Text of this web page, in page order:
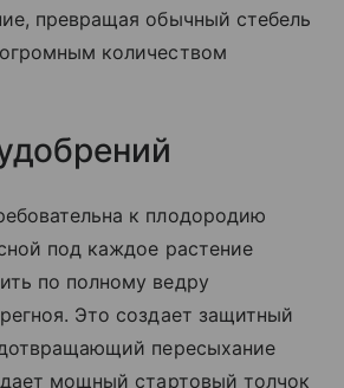
превращая обычный стебель
количеством
к плодородию
под каждое растение
по полному ведру
Это создает защитный
пересыхание
мощный стартовый толчок